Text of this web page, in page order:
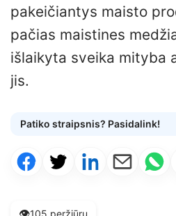
pakeičiantys maisto
pačias maistines
išlaikyta sveika mityba
jis.
Patiko straipsnis? Pasidalink!
105 peržiūrų